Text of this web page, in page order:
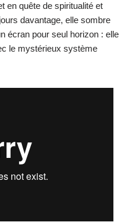
en quête de spiritualité et
davantage, elle sombre
écran pour seul horizon : elle
le mystérieux système